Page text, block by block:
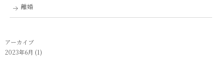
離婚
アーカイブ
2023年6月 (1)